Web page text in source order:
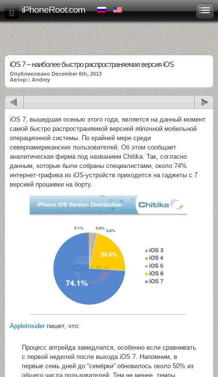
iPhoneRoot.com
iOS 7 – наиболее быстро распространяемая версия iOS
Опубликовано December 6th, 2013
Автор:: Andrey
iOS 7, вышедшая осенью этого года, является на данный момент
самой быстро распространяемой версией яблочной мобильной
операционной системы. По крайней мере среди
североамериканских пользователей. Об этом сообщает
аналитическая фирма под названием Chitika. Так, согласно
данным, которые были собраны специалистами, около 74%
интернет-трафика из iOS-устройств приходится на гаджеты с 7
версией прошивки на борту.
AppleInsiderпишет, что:
Процесс апгрейда замедлился, особенно если сравнивать
с первой неделей после выхода iOS 7. Напомним, в
первые семь дней до “семёрки” обновилось около 50% из
общего числа пользователей. Тем не менее, темпы